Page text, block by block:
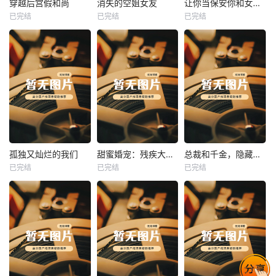
未知
穿越后宫假和尚
已完结
未知
消失的空姐女友
已完结
未知
让你当保安你和女业主谈恋爱
已完结
热播
未知
孤独又灿烂的我们
已完结
热播
未知
甜蜜婚宠：残疾大佬夜夜撩
已完结
热播
未知
总裁和千金，隐藏身份闪婚了
已完结